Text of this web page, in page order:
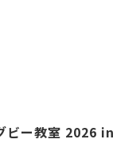
ビー教室 2026 in